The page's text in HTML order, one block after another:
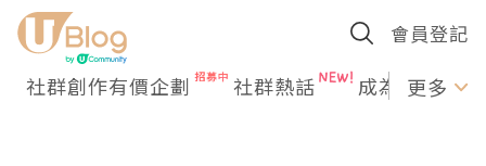
會員登記
社群創作有價企劃 社群熱話 成為U更多